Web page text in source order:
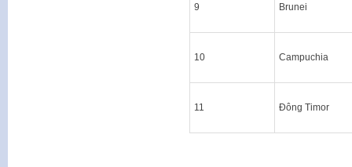
9 Brunei
10 Campuchia
11 Đông Timor